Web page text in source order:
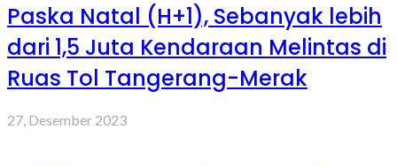
Paska Natal (H+1), Sebanyak lebih
dari 1,5 Juta Kendaraan Melintas di
Ruas Tol Tangerang-Merak
27, Desember 2023